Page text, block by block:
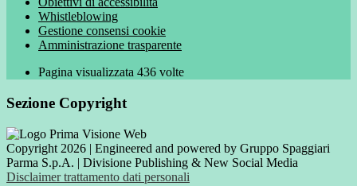
Whistleblowing
Gestione consensi cookie
Amministrazione trasparente
Pagina visualizzata 436 volte
Sezione Copyright
Copyright 2026 | Engineered and powered by Gruppo Spaggiari
Parma S.p.A. | Divisione Publishing & New Social Media
Disclaimer trattamento dati personali